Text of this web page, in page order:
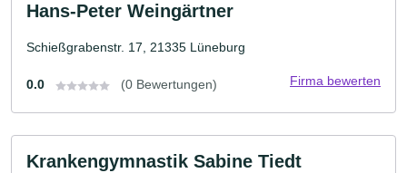
Hans-Peter Weingärtner
Schießgrabenstr. 17, 21335 Lüneburg
0.0 (0 Bewertungen) Firma bewerten
Krankengymnastik Sabine Tiedt